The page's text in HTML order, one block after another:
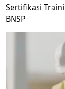
Sertifikasi
BNSP